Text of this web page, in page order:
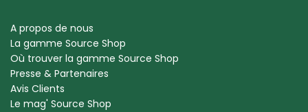
A propos de nous
La gamme Source Shop
Où trouver la gamme Source Shop
Presse & Partenaires
Avis Clients
Le mag' Source Shop